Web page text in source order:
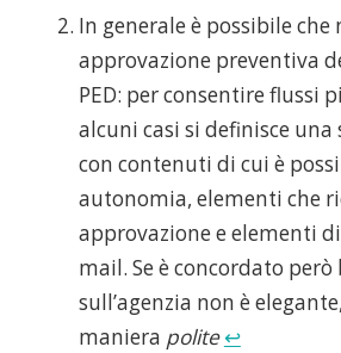
In generale è possibile che
approvazione preventiva
PED: per consentire flussi
alcuni casi si definisce
con contenuti di cui è
autonomia, elementi che
approvazione e elementi
mail. Se è concordato
sull’agenzia non è
maniera polite↩